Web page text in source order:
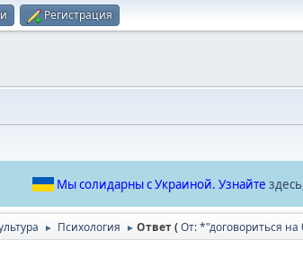
Регистрация
Мы солидарны с Украиной. Узнайте здесь
► Психология ► Ответ (От: *"договориться на